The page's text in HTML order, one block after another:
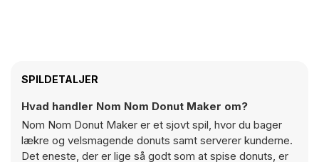
SPILDETALJER
Hvad handler Nom Nom Donut Maker om?
Nom Nom Donut Maker er et sjovt spil, hvor du bager
lækre og velsmagende donuts samt serverer kunderne.
Det eneste, der er lige så godt som at spise donuts, er